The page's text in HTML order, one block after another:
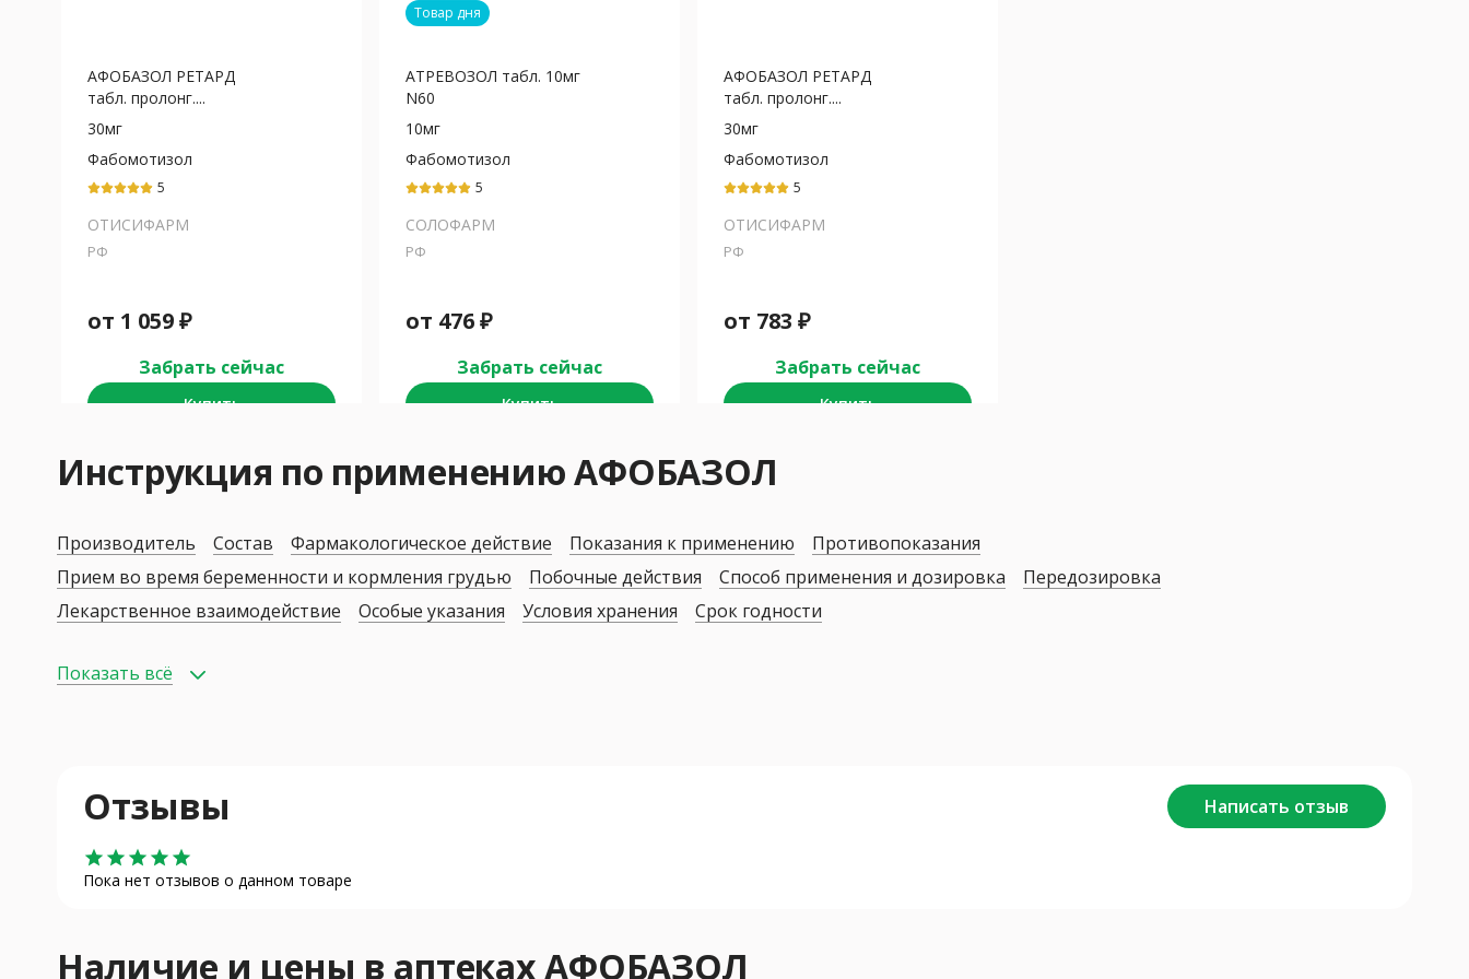
АФОБАЗОЛ РЕТАРД
табл. пролонг....
30мг
Фабомотизол
5
ОТИСИФАРМ
РФ
от 1 059₽
Забрать сейчас
Купить
Товар дня
АТРЕВОЗОЛ табл. 10мг
N60
10мг
Фабомотизол
5
СОЛОФАРМ
РФ
от 476₽
Забрать сейчас
Купить
АФОБАЗОЛ РЕТАРД
табл. пролонг....
30мг
Фабомотизол
5
ОТИСИФАРМ
РФ
от 783 ₽
Забрать сейчас
Купить
Инструкция по применению АФОБАЗОЛ
Производитель Состав Фармакологическое действие Показания к применению
Противопоказания
Прием во время беременности и кормления грудью
Побочные действия Способ применения и дозировка
Передозировка
Лекарственное взаимодействие
Особые указания Условия хранения Срок годности
Показать всё
Отзывы Написать отзыв
star star star star star
Пока нет отзывов о данном товаре
Наличие и цены в аптеках АФОБАЗОЛ